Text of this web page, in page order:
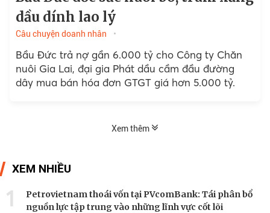
dầu dính lao lý
Câu chuyện doanh nhân
Bầu Đức trả nợ gần 6.000 tỷ cho Công ty Chăn
nuôi Gia Lai, đại gia Phát dầu cầm đầu đường
dây mua bán hóa đơn GTGT giá hơn 5.000 tỷ.
Xem thêm
XEM NHIỀU
1
Petrovietnam thoái vốn tại PVcomBank: Tái phân bổ
nguồn lực tập trung vào những lĩnh vực cốt lõi